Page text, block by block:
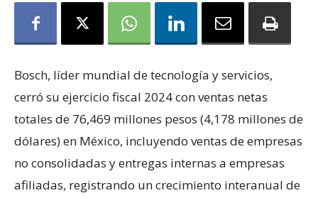
Bosch, líder mundial de tecnología y servicios,
cerró su ejercicio fiscal 2024 con ventas netas
totales de 76,469 millones pesos (4,178 millones de
dólares) en México, incluyendo ventas de empresas
no consolidadas y entregas internas a empresas
afiliadas, registrando un crecimiento interanual de